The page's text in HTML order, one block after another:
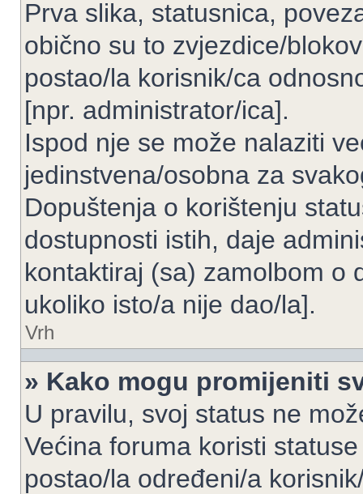
Prva slika, statusnica,
obično su to zvjezdice/
postao/la korisnik/ca
[npr. administrator/ica].
Ispod nje se može nalaziti
jedinstvena/osobna za
Dopuštenja o korištenju
dostupnosti istih, daje
kontaktiraj (sa) zamolbom o
ukoliko isto/a nije dao/la].
Vrh
» Kako mogu promijeniti
U pravilu, svoj status ne
Većina foruma koristi
postao/la određeni/a